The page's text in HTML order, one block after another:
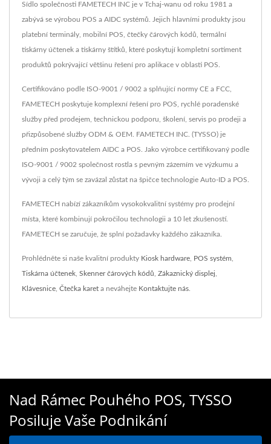
Sídlo společnosti FAMETECH INC je v Tchaj-wanu od roku 1981 a
zabývá se výrobou POS a AIDC systémů. Jejich hlavními produkty jsou
platební terminály, mobilní POS, čtečky čárových kódů, termální
tiskárny účtenek a tiskárny štítků, které poskytují kompletní sortiment
produktů pokrývající většinu řešení pro aplikace v oblasti POS.
Certifikováno podle ISO-9001 / 9002 a splňující normy CE a FCC,
FAMETECH poskytuje komplexní řešení pro POS, rychlé poradenské
služby před prodejem, technickou podporu, školení, servis po prodeji a
přizpůsobené služby ODM & OEM. FAMETECH INC. (TYSSO) je
předním poskytovatelem AIDC a POS. Jako výrobce certifikovaný podle
ISO-9001 / 9002 společnost rostla s pevným zázemím ve výzkumu a
vývoji a celý tým se zavázal zůstat na špičce technologie Auto-ID a POS.
FAMETECH nabízí zákazníkům vysokokvalitní systémy pro prodejní
místa, které kombinují pokročilou technologii a 10 let zkušeností.
FAMETECH se zaručuje, že splní požadavky každého zákazníka.
Prohlédněte si naše kvalitní produkty Kiosk hardware POS systém
Tiskárna účtenek Skenner čárových kódů Zákaznický displej
Klávesnice Čtečka karet a neváhejte Kontaktujte nás
Nad Rámec Pouhého POS, TYSSO
Posiluje Vaše Podnikání